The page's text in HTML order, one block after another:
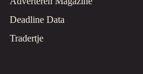
Deadline Data
Tradertje